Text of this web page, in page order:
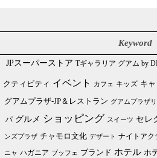
Keyword
JPスーパーストア Tギャラリア グアム by
クティビティ イベント カフェ キッズ キ
グアムプラザ-JP＆レストラン グアムプラザ
パ グルメ ショッピング スイーツ セレ
ンズプラザ チャモロ文化 デザート ナイトアク
ニャ ハガニア ブッフェ ブランド ホテル ホ